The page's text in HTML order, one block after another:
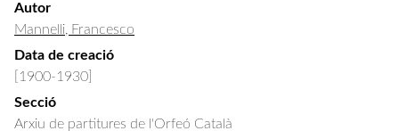
Autor
Mannelli, Francesco
Data de creació
[1900-1930]
Secció
Arxiu de partitures de l'Orfeó Català